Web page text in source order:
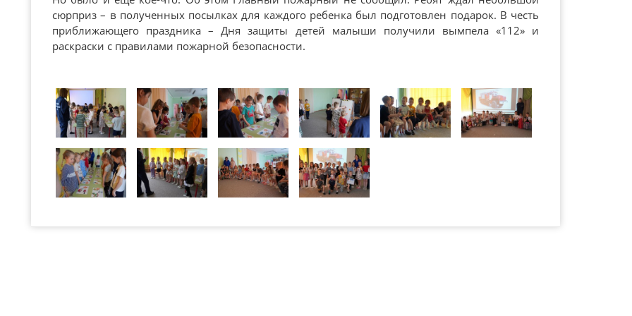
сюрприз – в полученных посылках для каждого ребенка был подготовлен подарок. В честь
приближающего праздника – Дня защиты детей малыши получили вымпела «112» и
раскраски с правилами пожарной безопасности.